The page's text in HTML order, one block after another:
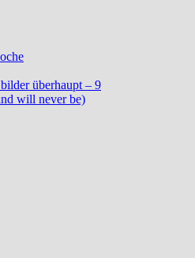
überhaupt – 9
will never be)